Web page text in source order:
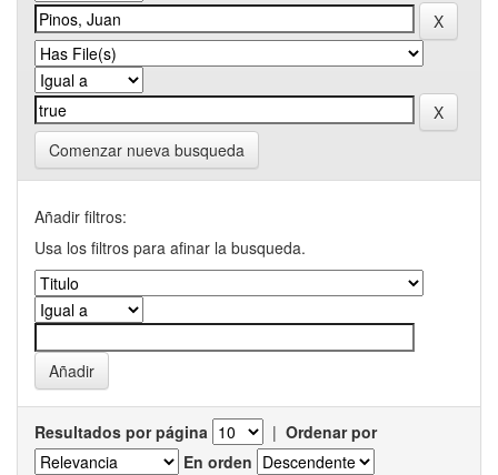
Comenzar nueva busqueda
Añadir filtros:
Usa los filtros para afinar la busqueda.
Resultados por página | Ordenar por
En orden